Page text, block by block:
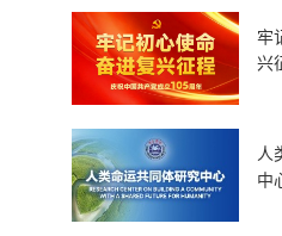
牢
兴
人
中